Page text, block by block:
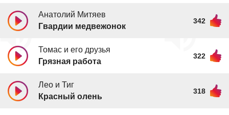
Анатолий Митяев
Гвардии медвежонок
342
Томас и его друзья
Грязная работа
322
Лео и Тиг
Красный олень
318